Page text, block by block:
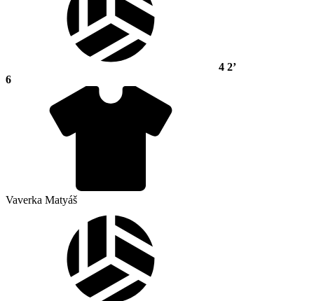
4 2’
6
Vaverka Matyáš